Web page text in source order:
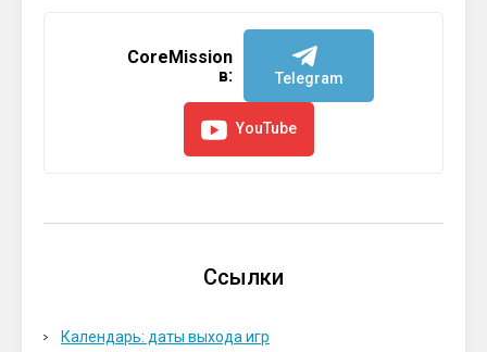
CoreMission
в:
Telegram
YouTube
Ссылки
Календарь: даты выхода игр